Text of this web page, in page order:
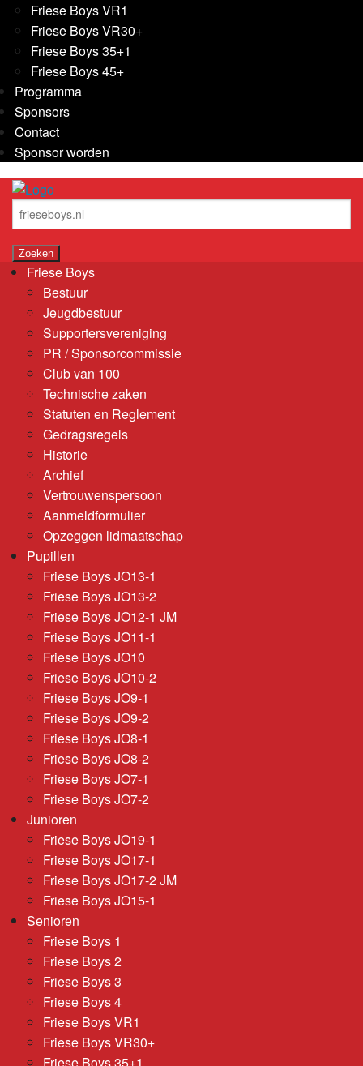
Friese Boys VR1
Friese Boys VR30+
Friese Boys 35+1
Friese Boys 45+
Programma
Sponsors
Contact
Sponsor worden
Friese Boys
Bestuur
Jeugdbestuur
Supportersvereniging
PR / Sponsorcommissie
Club van 100
Technische zaken
Statuten en Reglement
Gedragsregels
Historie
Archief
Vertrouwenspersoon
Aanmeldformulier
Opzeggen lidmaatschap
Pupillen
Friese Boys JO13-1
Friese Boys JO13-2
Friese Boys JO12-1 JM
Friese Boys JO11-1
Friese Boys JO10
Friese Boys JO10-2
Friese Boys JO9-1
Friese Boys JO9-2
Friese Boys JO8-1
Friese Boys JO8-2
Friese Boys JO7-1
Friese Boys JO7-2
Junioren
Friese Boys JO19-1
Friese Boys JO17-1
Friese Boys JO17-2 JM
Friese Boys JO15-1
Senioren
Friese Boys 1
Friese Boys 2
Friese Boys 3
Friese Boys 4
Friese Boys VR1
Friese Boys VR30+
Friese Boys 35+1